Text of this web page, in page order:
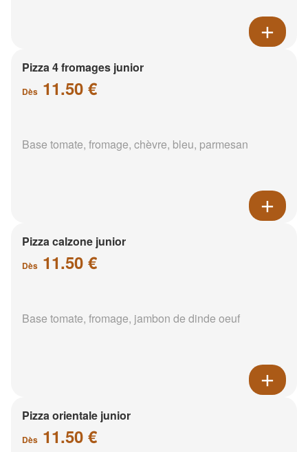
Pizza 4 fromages junior
Dès 11.50 €
Base tomate, fromage, chèvre, bleu, parmesan
Pizza calzone junior
Dès 11.50 €
Base tomate, fromage, jambon de dinde oeuf
Pizza orientale junior
Dès 11.50 €